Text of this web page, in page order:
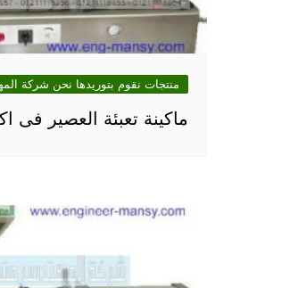
منتجات نقوم بتوريدها نحن شركة
ماكينة تعبئة العصير فى